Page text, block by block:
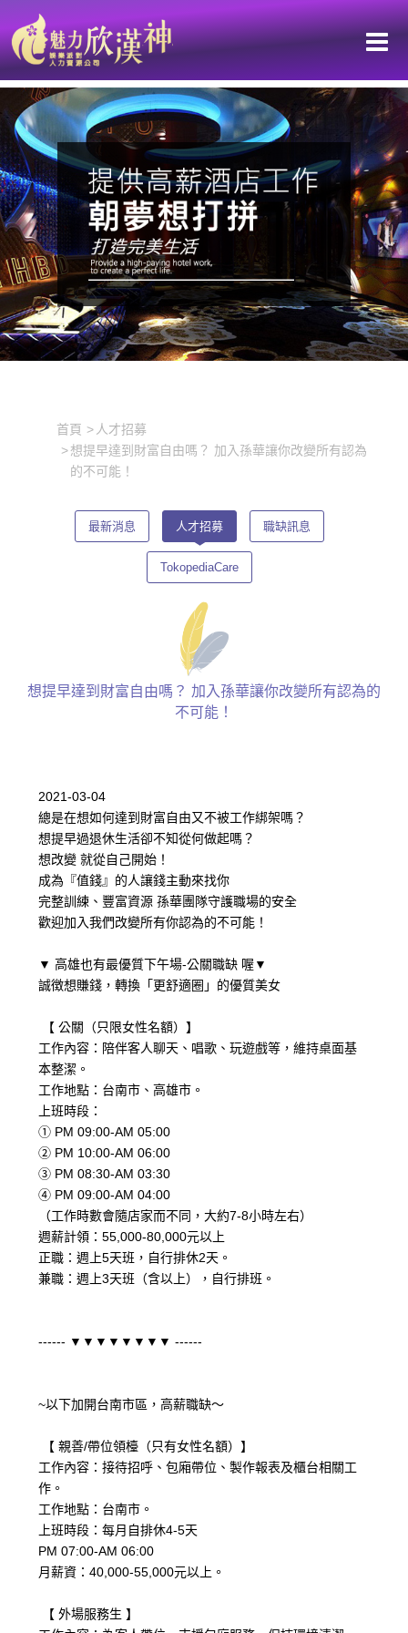
首頁
人才招募
想提早達到財富自由嗎？ 加入孫華讓你改變所有認為
的不可能！
最新消息 人才招募 職缺訊息
TokopediaCare
想提早達到財富自由嗎？ 加入孫華讓你改變所有認為的
不可能！
2021-03-04
總是在想如何達到財富自由又不被工作綁架嗎？
想提早過退休生活卻不知從何做起嗎？
想改變 就從自己開始！
成為『值錢』的人讓錢主動來找你
完整訓練、豐富資源 孫華團隊守護職場的安全
歡迎加入我們改變所有你認為的不可能！
▼ 高雄也有最優質下午場-公關職缺 喔▼
誠徴想賺錢，轉換「更舒適圈」的優質美女
【 公關（只限女性名額）】
工作內容：陪伴客人聊天、唱歌、玩遊戲等，維持桌面基
本整潔。
工作地點：台南市、高雄市。
上班時段：
① PM 09:00-AM 05:00
② PM 10:00-AM 06:00
③ PM 08:30-AM 03:30
④ PM 09:00-AM 04:00
（工作時數會隨店家而不同，大約7-8小時左右）
週薪計領：55,000-80,000元以上
正職：週上5天班，自行排休2天。
兼職：週上3天班（含以上），自行排班。
------ ▼▼▼▼▼▼▼▼ ------
~以下加開台南市區，高薪職缺～
【 親善/帶位領檯（只有女性名額）】
工作內容：接待招呼、包廂帶位、製作報表及櫃台相關工
作。
工作地點：台南市。
上班時段：每月自排休4-5天
PM 07:00-AM 06:00
月薪資：40,000-55,000元以上。
【 外場服務生 】